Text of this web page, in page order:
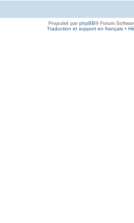
Propulsé parphpBB® Forum
Traduction et support en français•